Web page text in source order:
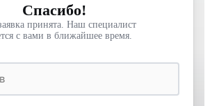
Спасибо!
принята. Наш специалист
с вами в ближайшее время.